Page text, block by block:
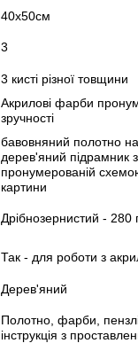
40x50см
3
3 кисті різної товщини
Акрилові фарби
зручності
бавовняний полотно
дерев'яний підрамник
пронумерованій
картини
Дрібнозернистий - 280
Так - для роботи з
Дерев'яний
Полотно, фарби,
інструкція з